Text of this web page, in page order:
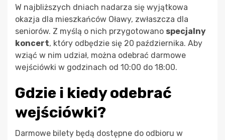
W najbliższych dniach nadarza się wyjątkowa
okazja dla mieszkańców Oławy, zwłaszcza dla
seniorów. Z myślą o nich przygotowano specjalny
koncert, który odbędzie się 20 października. Aby
wziąć w nim udział, można odebrać darmowe
wejściówki w godzinach od 10:00 do 18:00.
Gdzie i kiedy odebrać
wejściówki?
Darmowe bilety będą dostępne do odbioru w